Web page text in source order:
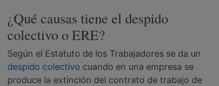
¿Qué causas tiene el despido
colectivo o ERE?
Según el Estatuto de los Trabajadores se da un
despido colectivo cuando en una empresa se
produce la extinción del contrato de trabajo de